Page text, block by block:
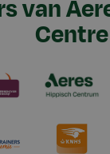
van
Centre